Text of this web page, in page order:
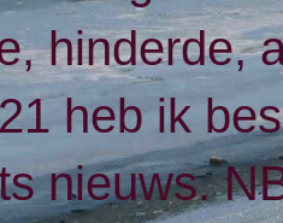
hinderde,
heb ik
nieuws.